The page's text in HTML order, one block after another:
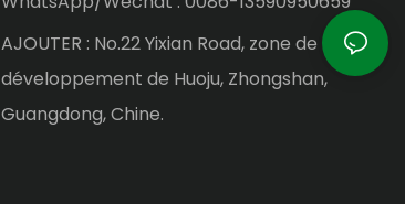
AJOUTER : No.22 Yixian Road, zone de
développement de Huoju, Zhongshan,
Guangdong, Chine.